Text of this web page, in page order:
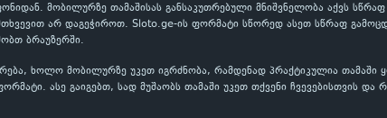
მობილურზე თამაშისას განსაკუთრებული მნიშვნელობა აქვს სწრაფ
არ დაგეჭიროთ. Sloto.ge-ის ფორმატი სწორედ ასეთ სწრაფ
ბრაუზერში.
ხოლო მობილურზე უკეთ იგრძნობა, რამდენად პრაქტიკულია თამაში
ასე გაიგებთ, სად მუშაობს თამაში უკეთ თქვენი ჩვევებისთვის და